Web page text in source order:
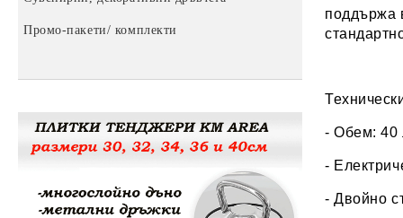
Пластмасови табуретки
За баня
Други домашни потреби
Промо-пакети/ комплекти
поддържа
- Обем: 40
-
- Двойно